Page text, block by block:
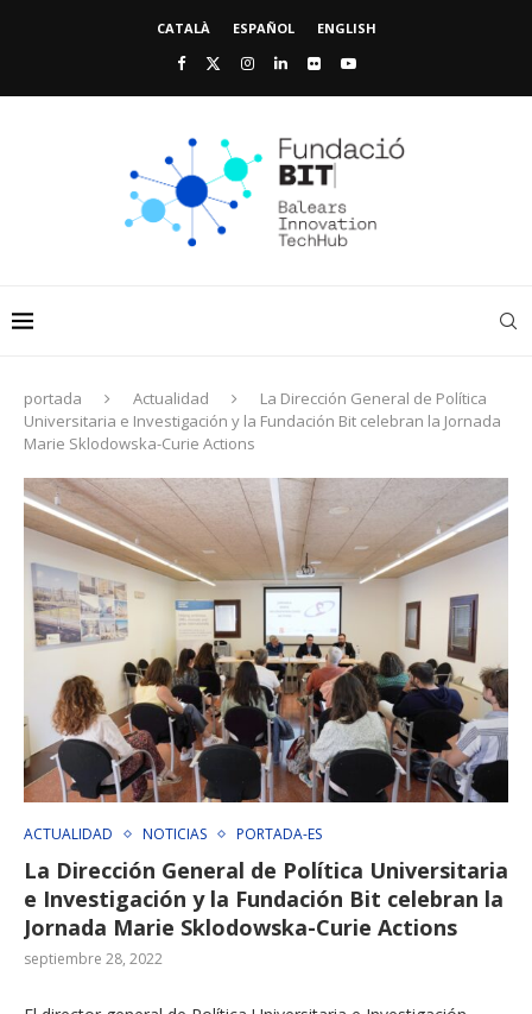
CATALÀ ESPAÑOL ENGLISH
portada Actualidad
La Dirección General de Política
Universitaria e Investigación y la Fundación Bit celebran la Jornada
Marie Sklodowska-Curie Actions
ACTUALIDAD NOTICIAS PORTADA-ES
La Dirección General de Política Universitaria
e Investigación y la Fundación Bit celebran la
Jornada Marie Sklodowska-Curie Actions
septiembre 28, 2022